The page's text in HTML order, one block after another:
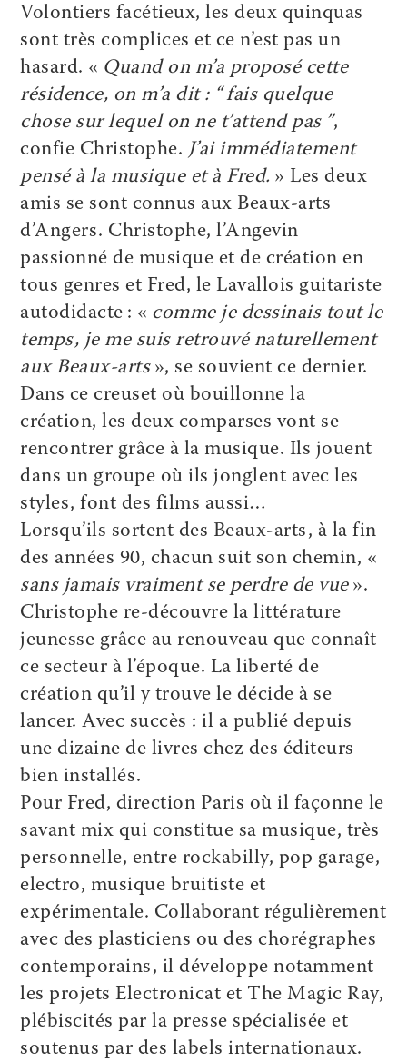
Volontiers facétieux, les deux quinquas
sont très complices et ce n’est pas un
hasard. « Quand on m’a proposé cette
résidence, on m’a dit : “ fais quelque
chose sur lequel on ne t’attend pas ”,
confie Christophe. J’ai immédiatement
pensé à la musique et à Fred. » Les deux
amis se sont connus aux Beaux-arts
d’Angers. Christophe, l’Angevin
passionné de musique et de création en
tous genres et Fred, le Lavallois guitariste
autodidacte : « comme je dessinais tout le
temps, je me suis retrouvé naturellement
aux Beaux-arts », se souvient ce dernier.
Dans ce creuset où bouillonne la
création, les deux comparses vont se
rencontrer grâce à la musique. Ils jouent
dans un groupe où ils jonglent avec les
styles, font des films aussi…
Lorsqu’ils sortent des Beaux-arts, à la fin
des années 90, chacun suit son chemin, «
sans jamais vraiment se perdre de vue».
Christophe re-découvre la littérature
jeunesse grâce au renouveau que connaît
ce secteur à l’époque. La liberté de
création qu’il y trouve le décide à se
lancer. Avec succès : il a publié depuis
une dizaine de livres chez des éditeurs
bien installés.
Pour Fred, direction Paris où il façonne le
savant mix qui constitue sa musique, très
personnelle, entre rockabilly, pop garage,
electro, musique bruitiste et
expérimentale. Collaborant régulièrement
avec des plasticiens ou des chorégraphes
contemporains, il développe notamment
les projets Electronicat et The Magic Ray,
plébiscités par la presse spécialisée et
soutenus par des labels internationaux.